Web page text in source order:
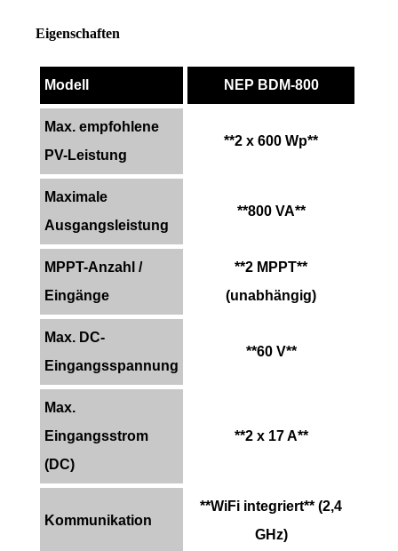
Eigenschaften
Modell NEP BDM-800
Max. empfohlene
PV-Leistung
**2 x 600 Wp**
Maximale
Ausgangsleistung
**800 VA**
MPPT-Anzahl /
Eingänge
**2 MPPT**
(unabhängig)
Max. DC-
Eingangsspannung
**60 V**
Max.
Eingangsstrom
(DC)
**2 x 17 A**
Kommunikation
**WiFi integriert** (2,4
GHz)